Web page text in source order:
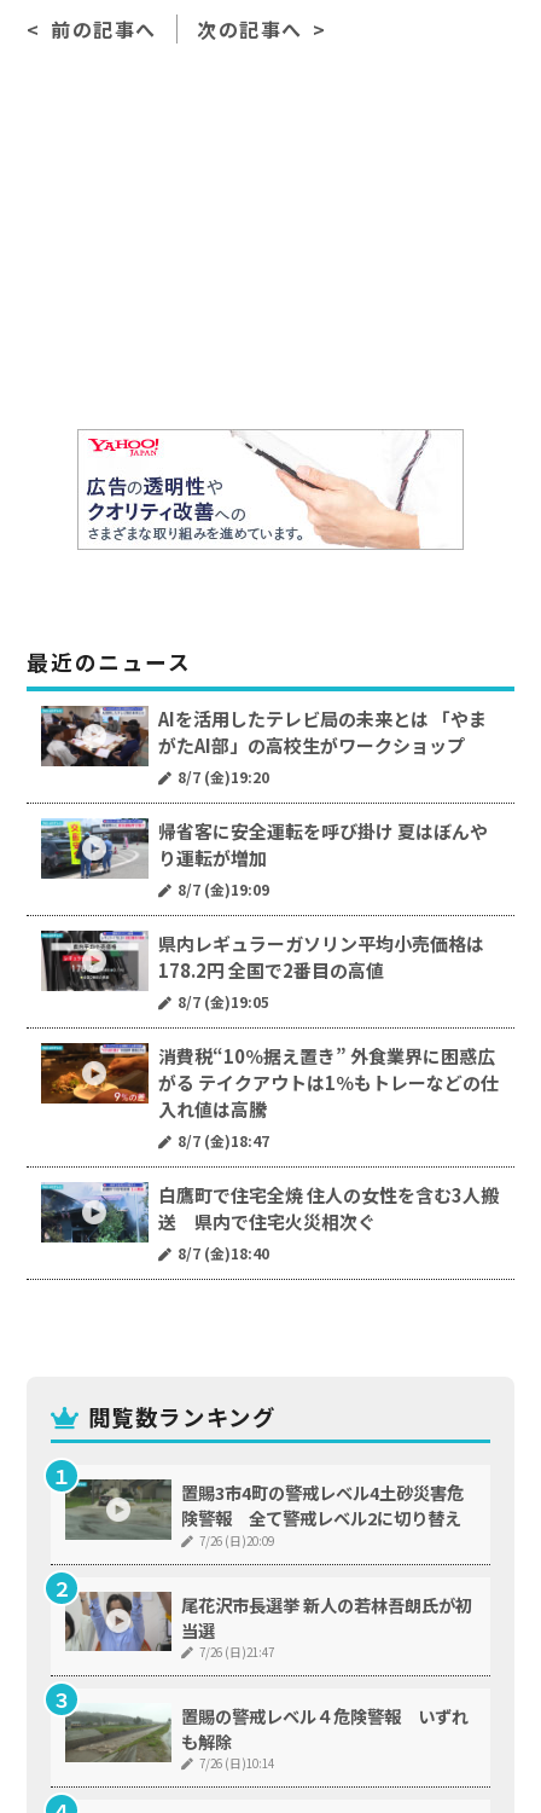
b
前の記事へ 次の記事へ
閲覧数ランキング
置賜3市4町の警戒レベル4土砂災害危
険警報 全て警戒レベル2に切り替え
7/26 (日)20:09
尾花沢市長選挙 新人の若林吾朗氏が初
当選
7/26 (日)21:47
置賜の警戒レベル４危険警報 いずれ
も解除
7/26 (日)10:14
最近のニュース
AIを活用したテレビ局の未来とは 「やま
がたAI部」の高校生がワークショップ
8/7 (金)19:20
帰省客に安全運転を呼び掛け 夏はぼんや
り運転が増加
8/7 (金)19:09
県内レギュラーガソリン平均小売価格は
178.2円 全国で2番目の高値
8/7 (金)19:05
消費税“10％据え置き” 外食業界に困惑広
がる テイクアウトは1％もトレーなどの仕
入れ値は高騰
8/7 (金)18:47
白鷹町で住宅全焼 住人の女性を含む3人搬
送 県内で住宅火災相次ぐ
8/7 (金)18:40